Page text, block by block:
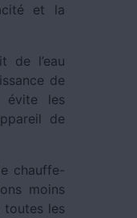
et la
de l’eau
de
évite les
de
chauffe-
moins
toutes les